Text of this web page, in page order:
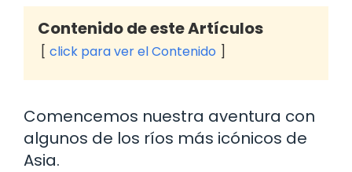
Contenido de este Artículos
click para ver el Contenido
Comencemos nuestra aventura con
algunos de los ríos más icónicos de
Asia.